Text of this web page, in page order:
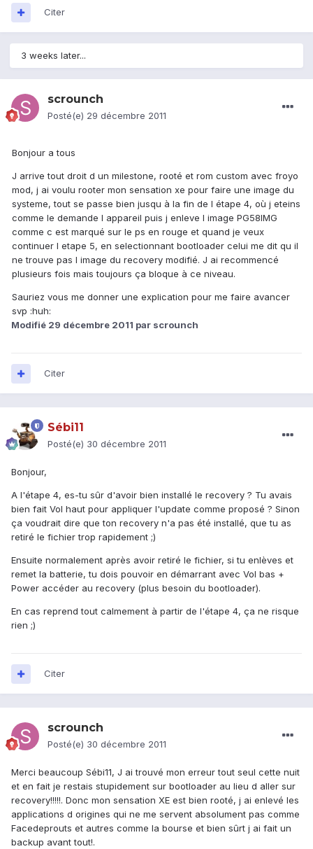
Citer
3 weeks later...
scrounch
Posté(e) 29 décembre 2011
Bonjour a tous
J arrive tout droit d un milestone, rooté et rom custom avec froyo
mod, j ai voulu rooter mon sensation xe pour faire une image du
systeme, tout se passe bien jusqu à la fin de l étape 4, où j eteins
comme le demande l appareil puis j enleve l image PG58IMG
comme c est marqué sur le ps en rouge et quand je veux
continuer l etape 5, en selectionnant bootloader celui me dit qu il
ne trouve pas l image du recovery modifié. J ai recommencé
plusieurs fois mais toujours ça bloque à ce niveau.
Sauriez vous me donner une explication pour me faire avancer
svp :huh:
Modifié 29 décembre 2011 par scrounch
Citer
Sébi11
Posté(e) 30 décembre 2011
Bonjour,
A l'étape 4, es-tu sûr d'avoir bien installé le recovery ? Tu avais
bien fait Vol haut pour appliquer l'update comme proposé ? Sinon
ça voudrait dire que ton recovery n'a pas été installé, que tu as
retiré le fichier trop rapidement ;)
Ensuite normalement après avoir retiré le fichier, si tu enlèves et
remet la batterie, tu dois pouvoir en démarrant avec Vol bas +
Power accéder au recovery (plus besoin du bootloader).
En cas reprend tout calmement à partir de l'étape 4, ça ne risque
rien ;)
Citer
scrounch
Posté(e) 30 décembre 2011
Merci beaucoup Sébi11, J ai trouvé mon erreur tout seul cette nuit
et en fait je restais stupidement sur bootloader au lieu d aller sur
recovery!!!!!. Donc mon sensation XE est bien rooté, j ai enlevé les
applications d origines qui ne me servent absolument pas comme
Facedeprouts et autres comme la bourse et bien sûrt j ai fait un
backup avant tout!.